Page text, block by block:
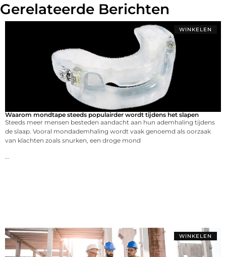
Gerelateerde Berichten
WINKELEN
Waarom mondtape steeds populairder wordt tijdens het slapen
Steeds meer mensen besteden aandacht aan hun ademhaling tijdens
de slaap. Vooral mondademhaling wordt vaak genoemd als oorzaak
van klachten zoals snurken, een droge mond
...
WINKELEN